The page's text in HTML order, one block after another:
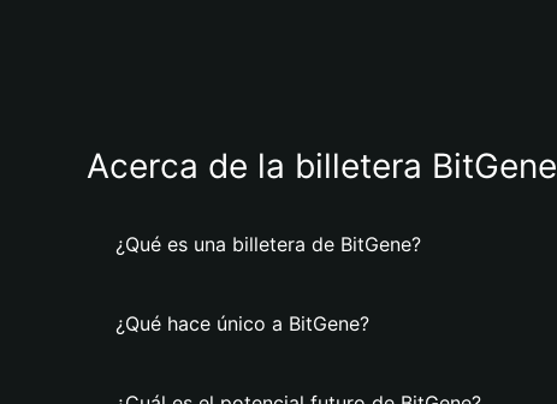
Acerca de la billetera BitGene
¿Qué es una billetera de BitGene?
¿Qué hace único a BitGene?